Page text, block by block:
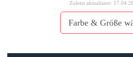
Zuletzt aktualisiert:
Farbe & Größe